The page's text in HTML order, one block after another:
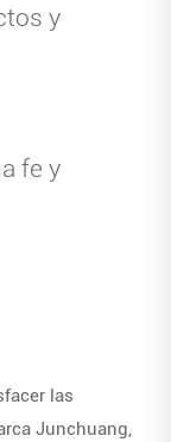
y
fe y
las
Junchuang,